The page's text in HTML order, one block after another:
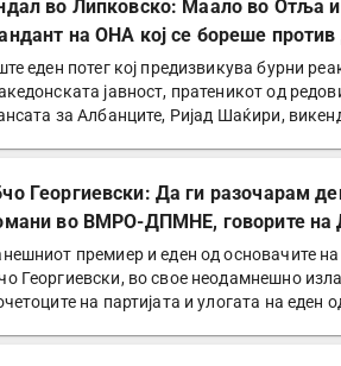
во Липковско: Маало во Отља
на ОНА кој се бореше
еден потег кој предизвикува бурни
јавност, пратеникот од
за Албанците, Ријад Шаќири,
Георгиевски: Да ги разочарам
во ВМРО-ДПМНЕ, говорите на
беа против Србославија
премиер и еден од основачите
Георгиевски, во свое неодамнешно
на партијата и улогата на еден